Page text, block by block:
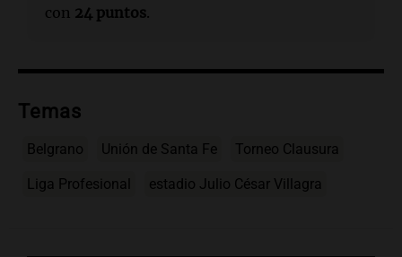
con 24 puntos.
Temas
Belgrano Unión de Santa Fe Torneo Clausura
Liga Profesional estadio Julio César Villagra